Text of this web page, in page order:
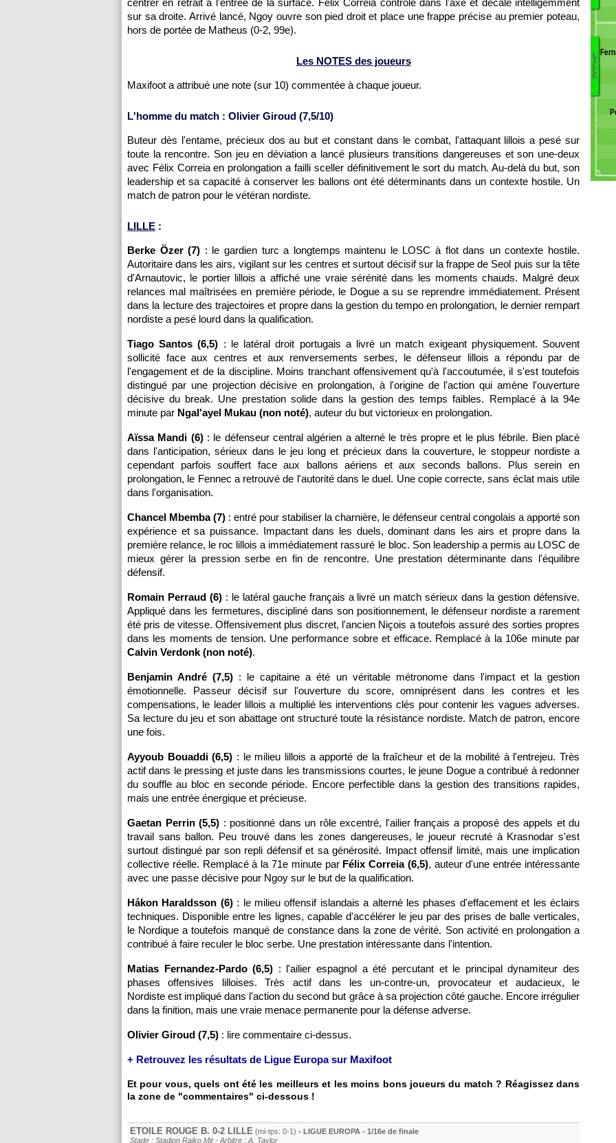
centrer en retrait à l'entrée de la surface. Félix Correia contrôle dans l'axe et décale intelligemment
sur sa droite. Arrivé lancé, Ngoy ouvre son pied droit et place une frappe précise au premier poteau,
hors de portée de Matheus (0-2, 99e).
Les NOTES des joueurs
Maxifoot a attribué une note (sur 10) commentée à chaque joueur.
L'homme du match : Olivier Giroud (7,5/10)
Buteur dès l'entame, précieux dos au but et constant dans le combat, l'attaquant lillois a pesé sur
toute la rencontre. Son jeu en déviation a lancé plusieurs transitions dangereuses et son une-deux
avec Félix Correia en prolongation a failli sceller définitivement le sort du match. Au-delà du but, son
leadership et sa capacité à conserver les ballons ont été déterminants dans un contexte hostile. Un
match de patron pour le vétéran nordiste.
LILLE :
Berke Özer (7) : le gardien turc a longtemps maintenu le LOSC à flot dans un contexte hostile.
Autoritaire dans les airs, vigilant sur les centres et surtout décisif sur la frappe de Seol puis sur la tête
d'Arnautovic, le portier lillois a affiché une vraie sérénité dans les moments chauds. Malgré deux
relances mal maîtrisées en première période, le Dogue a su se reprendre immédiatement. Présent
dans la lecture des trajectoires et propre dans la gestion du tempo en prolongation, le dernier rempart
nordiste a pesé lourd dans la qualification.
Tiago Santos (6,5) : le latéral droit portugais a livré un match exigeant physiquement. Souvent
sollicité face aux centres et aux renversements serbes, le défenseur lillois a répondu par de
l'engagement et de la discipline. Moins tranchant offensivement qu'à l'accoutumée, il s'est toutefois
distingué par une projection décisive en prolongation, à l'origine de l'action qui amène l'ouverture
décisive du break. Une prestation solide dans la gestion des temps faibles. Remplacé à la 94e
minute par Ngal'ayel Mukau (non noté), auteur du but victorieux en prolongation.
Aïssa Mandi (6): le défenseur central algérien a alterné le très propre et le plus fébrile. Bien placé
dans l'anticipation, sérieux dans le jeu long et précieux dans la couverture, le stoppeur nordiste a
cependant parfois souffert face aux ballons aériens et aux seconds ballons. Plus serein en
prolongation, le Fennec a retrouvé de l'autorité dans le duel. Une copie correcte, sans éclat mais utile
dans l'organisation.
Chancel Mbemba (7) : entré pour stabiliser la charnière, le défenseur central congolais a apporté son
expérience et sa puissance. Impactant dans les duels, dominant dans les airs et propre dans la
première relance, le roc lillois a immédiatement rassuré le bloc. Son leadership a permis au LOSC de
mieux gérer la pression serbe en fin de rencontre. Une prestation déterminante dans l'équilibre
défensif.
Romain Perraud (6): le latéral gauche français a livré un match sérieux dans la gestion défensive.
Appliqué dans les fermetures, discipliné dans son positionnement, le défenseur nordiste a rarement
été pris de vitesse. Offensivement plus discret, l'ancien Niçois a toutefois assuré des sorties propres
dans les moments de tension. Une performance sobre et efficace. Remplacé à la 106e minute par
Calvin Verdonk (non noté).
Benjamin André (7,5) : le capitaine a été un véritable métronome dans l'impact et la gestion
émotionnelle. Passeur décisif sur l'ouverture du score, omniprésent dans les contres et les
compensations, le leader lillois a multiplié les interventions clés pour contenir les vagues adverses.
Sa lecture du jeu et son abattage ont structuré toute la résistance nordiste. Match de patron, encore
une fois.
Ayyoub Bouaddi (6,5) : le milieu lillois a apporté de la fraîcheur et de la mobilité à l'entrejeu. Très
actif dans le pressing et juste dans les transmissions courtes, le jeune Dogue a contribué à redonner
du souffle au bloc en seconde période. Encore perfectible dans la gestion des transitions rapides,
mais une entrée énergique et précieuse.
Gaetan Perrin (5,5) : positionné dans un rôle excentré, l'ailier français a proposé des appels et du
travail sans ballon. Peu trouvé dans les zones dangereuses, le joueur recruté à Krasnodar s'est
surtout distingué par son repli défensif et sa générosité. Impact offensif limité, mais une implication
collective réelle. Remplacé à la 71e minute par Félix Correia (6,5), auteur d'une entrée intéressante
avec une passe décisive pour Ngoy sur le but de la qualification.
Hákon Haraldsson (6): le milieu offensif islandais a alterné les phases d'effacement et les éclairs
techniques. Disponible entre les lignes, capable d'accélérer le jeu par des prises de balle verticales,
le Nordique a toutefois manqué de constance dans la zone de vérité. Son activité en prolongation a
contribué à faire reculer le bloc serbe. Une prestation intéressante dans l'intention.
Matias Fernandez-Pardo (6,5) : l'ailier espagnol a été percutant et le principal dynamiteur des
phases offensives lilloises. Très actif dans les un-contre-un, provocateur et audacieux, le
Nordiste est impliqué dans l'action du second but grâce à sa projection côté gauche. Encore irrégulier
dans la finition, mais une vraie menace permanente pour la défense adverse.
Olivier Giroud (7,5) : lire commentaire ci-dessus.
+ Retrouvez les résultats de Ligue Europa sur Maxifoot
Et pour vous, quels ont été les meilleurs et les moins bons joueurs du match ? Réagissez dans
la zone de "commentaires" ci-dessous !
ETOILE ROUGE B. 0-2 LILLE (mi-tps: 0-1) - LIGUE EUROPA - 1/16e de finale
Stade : Stadion Rajko Mit - Arbitre : A. Taylor
.
L
I
L
L
E